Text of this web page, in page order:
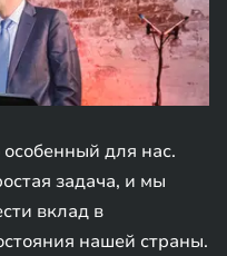
особенный для нас.
задача, и мы
вклад в
нашей страны.